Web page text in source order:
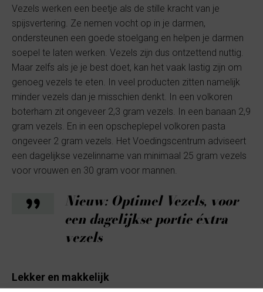
Vezels werken een beetje als de stille kracht van je
spijsvertering. Ze nemen vocht op in je darmen,
ondersteunen een goede stoelgang en helpen je darmen
soepel te laten werken. Vezels zijn dus ontzettend nuttig.
Maar zelfs als je je best doet, kan het vaak lastig zijn om
genoeg vezels te eten. In veel producten zitten namelijk
minder vezels dan je misschien denkt. In een volkoren
boterham zit ongeveer 2,3 gram vezels. In een banaan 2,9
gram vezels. En in een opscheplepel volkoren pasta
ongeveer 2 gram vezels. Het Voedingscentrum adviseert
een dagelijkse vezelinname van minimaal 25 gram vezels
voor vrouwen en 30 gram voor mannen.
Nieuw: Optimel Vezels, voor
een dagelijkse portie éxtra
vezels
Lekker en makkelijk